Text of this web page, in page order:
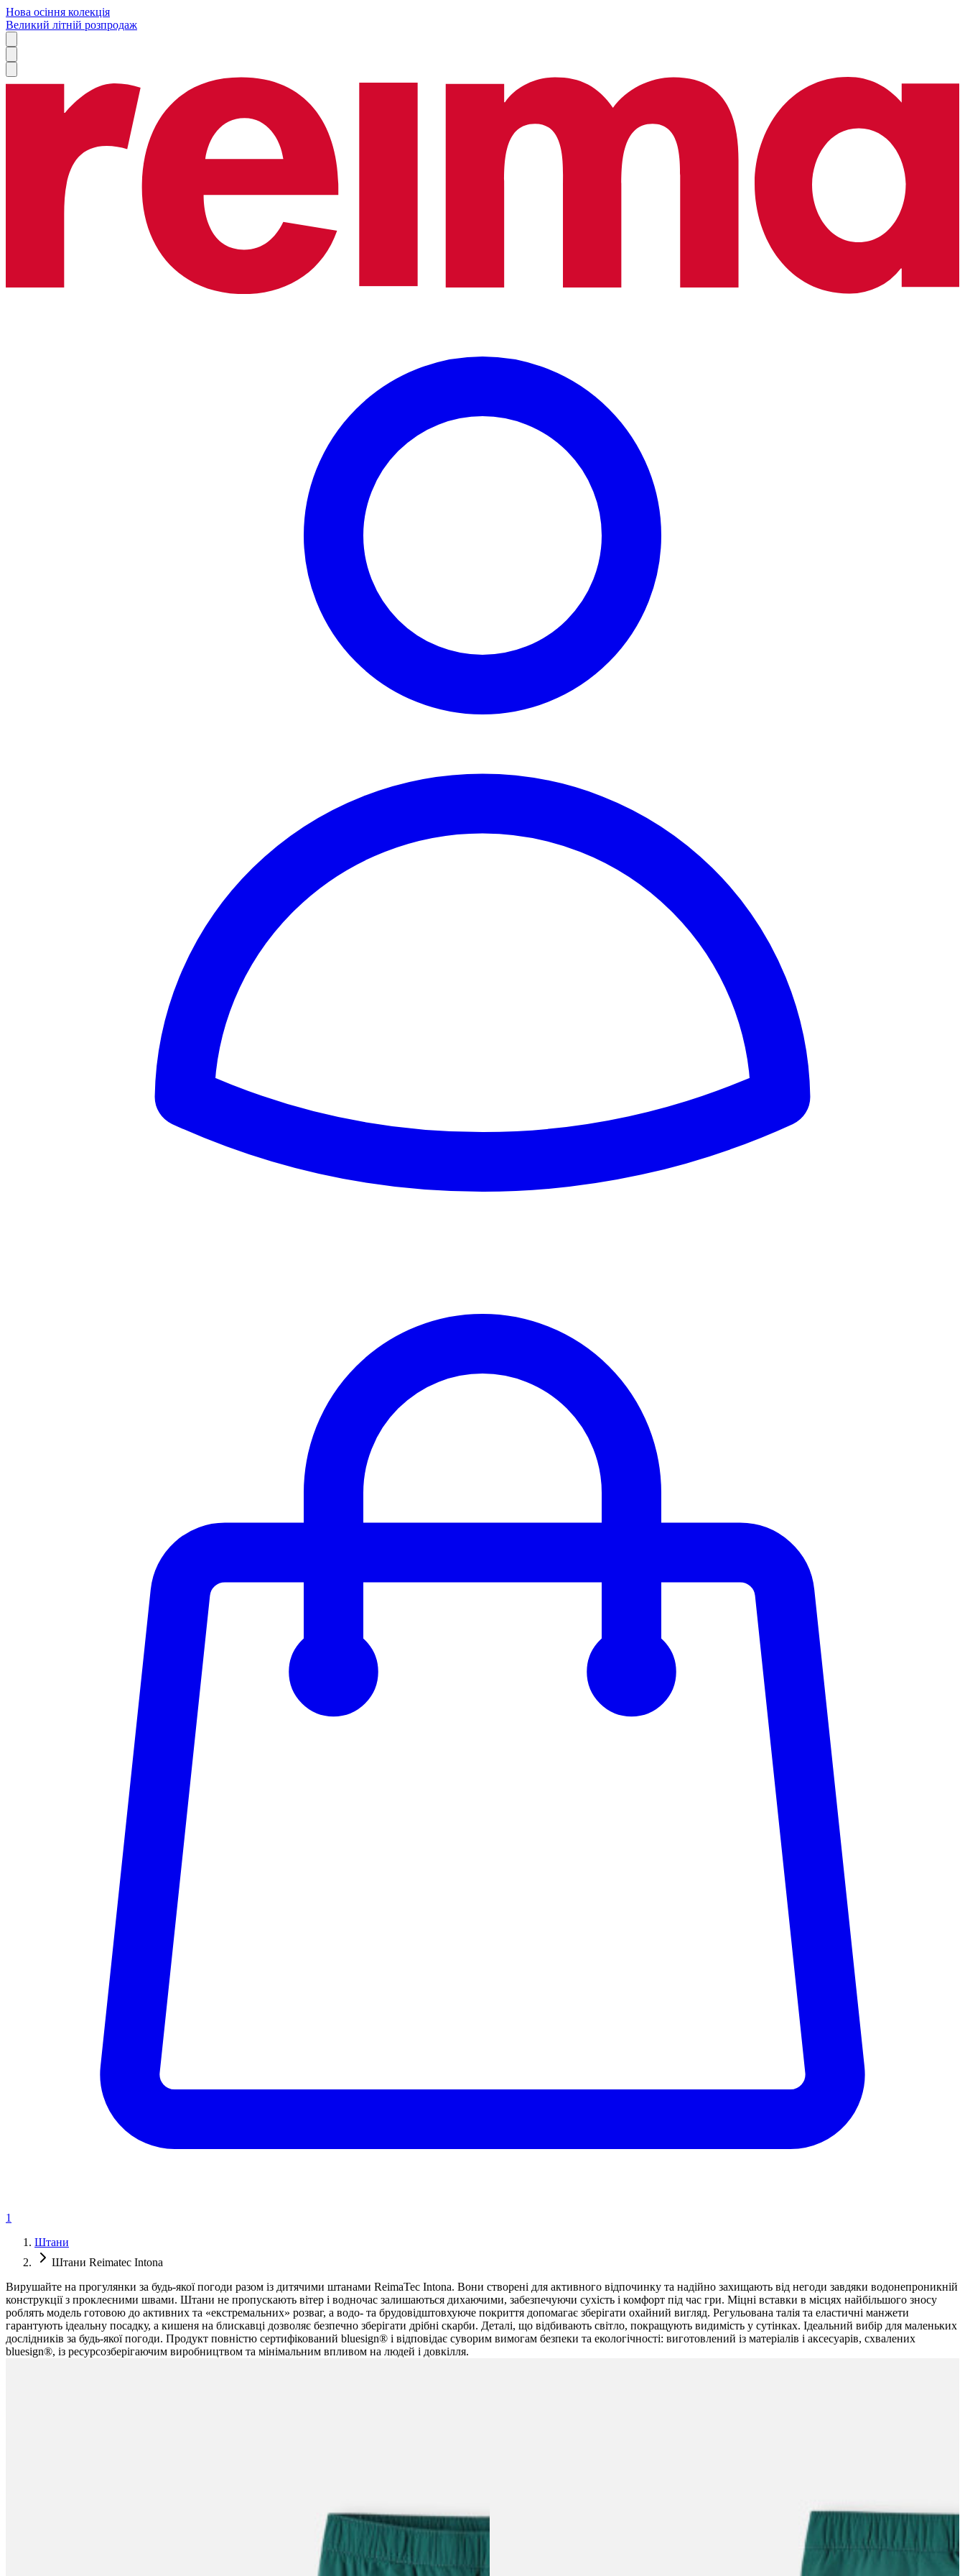
Нова осіння колекція
Великий літній розпродаж
1
Штани
Штани Reimatec Intona
Вирушайте на прогулянки за будь-якої погоди разом із дитячими штанами ReimaTec Intona. Вони створені для активного відпочинку та надійно захищають від негоди завдяки водонепроникній
конструкції з проклеєними швами. Штани не пропускають вітер і водночас залишаються дихаючими, забезпечуючи сухість і комфорт під час гри. Міцні вставки в місцях найбільшого зносу
роблять модель готовою до активних та «екстремальних» розваг, а водо- та брудовідштовхуюче покриття допомагає зберігати охайний вигляд. Регульована талія та еластичні манжети
гарантують ідеальну посадку, а кишеня на блискавці дозволяє безпечно зберігати дрібні скарби. Деталі, що відбивають світло, покращують видимість у сутінках. Ідеальний вибір для маленьких
дослідників за будь-якої погоди. Продукт повністю сертифікований bluesign® і відповідає суворим вимогам безпеки та екологічності: виготовлений із матеріалів і аксесуарів, схвалених
bluesign®, із ресурсозберігаючим виробництвом та мінімальним впливом на людей і довкілля.